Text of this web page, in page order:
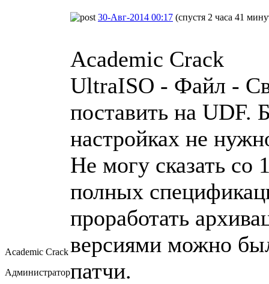
Academic Crack
Администратор
30-Авг-2014 00:17 (спустя 2 часа 41
Academic Crack
UltraISO - Файл -
поставить на UDF.
настройках не
Не могу сказать со
полных
проработать
версиями можно
патчи.